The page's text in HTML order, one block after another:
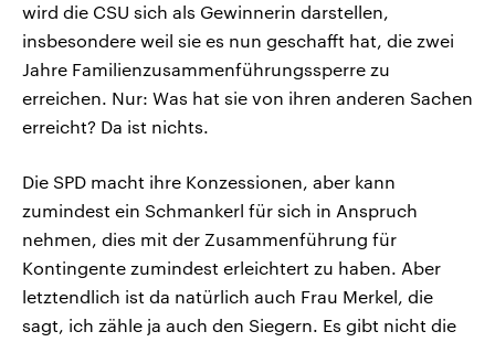
wird die CSU sich als Gewinnerin darstellen,
insbesondere weil sie es nun geschafft hat, die zwei
Jahre Familienzusammenführungssperre zu
erreichen. Nur: Was hat sie von ihren anderen Sachen
erreicht? Da ist nichts.
Die SPD macht ihre Konzessionen, aber kann
zumindest ein Schmankerl für sich in Anspruch
nehmen, dies mit der Zusammenführung für
Kontingente zumindest erleichtert zu haben. Aber
letztendlich ist da natürlich auch Frau Merkel, die
sagt, ich zähle ja auch den Siegern. Es gibt nicht die